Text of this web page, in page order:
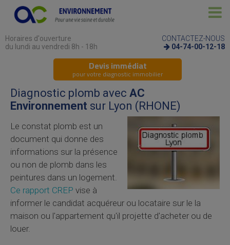
Horaires d'ouverture
du lundi au vendredi 8h - 18h
CONTACTEZ-NOUS
04-74-00-12-18
Devis immédiat
pour votre diagnostic immobilier
Diagnostic plomb avec AC
Environnement sur Lyon (RHONE)
Le constat plomb est un
document qui donne des
informations sur la présence
ou non de plomb dans les
peintures dans un logement.
Ce rapport CREP vise à
informer le candidat acquéreur ou locataire sur le la
maison ou l'appartement qu'il projette d'acheter ou de
louer.